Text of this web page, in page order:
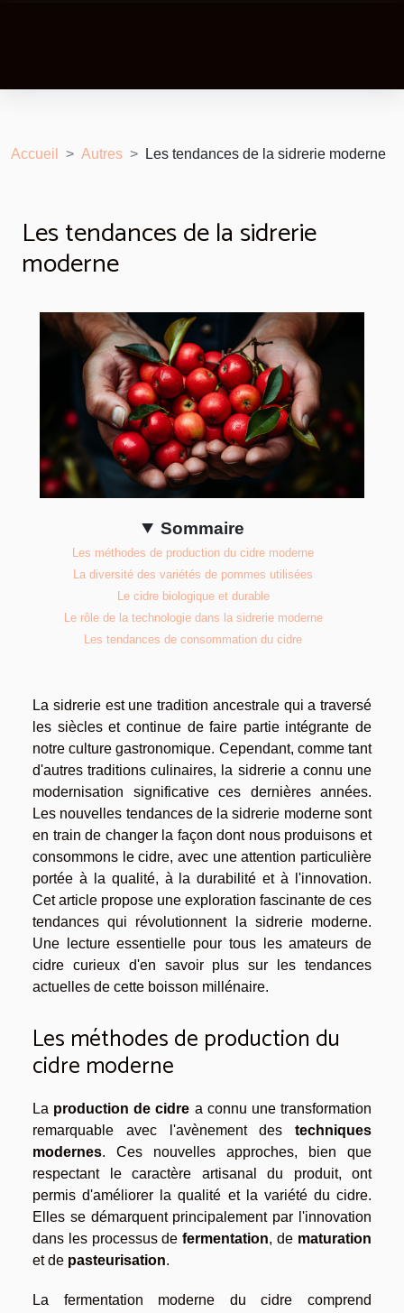
Accueil Autres Les tendances de la sidrerie moderne
Les tendances de la sidrerie
moderne
Sommaire
Les méthodes de production du cidre moderne
La diversité des variétés de pommes utilisées
Le cidre biologique et durable
Le rôle de la technologie dans la sidrerie moderne
Les tendances de consommation du cidre
La sidrerie est une tradition ancestrale qui a traversé
les siècles et continue de faire partie intégrante de
notre culture gastronomique. Cependant, comme tant
d'autres traditions culinaires, la sidrerie a connu une
modernisation significative ces dernières années.
Les nouvelles tendances de la sidrerie moderne sont
en train de changer la façon dont nous produisons et
consommons le cidre, avec une attention particulière
portée à la qualité, à la durabilité et à l'innovation.
Cet article propose une exploration fascinante de ces
tendances qui révolutionnent la sidrerie moderne.
Une lecture essentielle pour tous les amateurs de
cidre curieux d'en savoir plus sur les tendances
actuelles de cette boisson millénaire.
Les méthodes de production du
cidre moderne
La production de cidre a connu une transformation
remarquable avec l'avènement des techniques
modernes. Ces nouvelles approches, bien que
respectant le caractère artisanal du produit, ont
permis d'améliorer la qualité et la variété du cidre.
Elles se démarquent principalement par l'innovation
dans les processus defermentation, de maturation
et de pasteurisation.
La fermentation moderne du cidre comprend